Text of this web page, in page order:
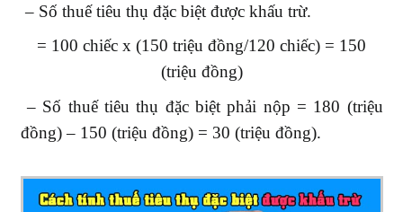
– Số thuế tiêu thụ đặc biệt được khấu trừ.
= 100 chiếc x (150 triệu đồng/120 chiếc) = 150
(triệu đồng)
– Số thuế tiêu thụ đặc biệt phải nộp = 180 (triệu
đồng) – 150 (triệu đồng) = 30 (triệu đồng).